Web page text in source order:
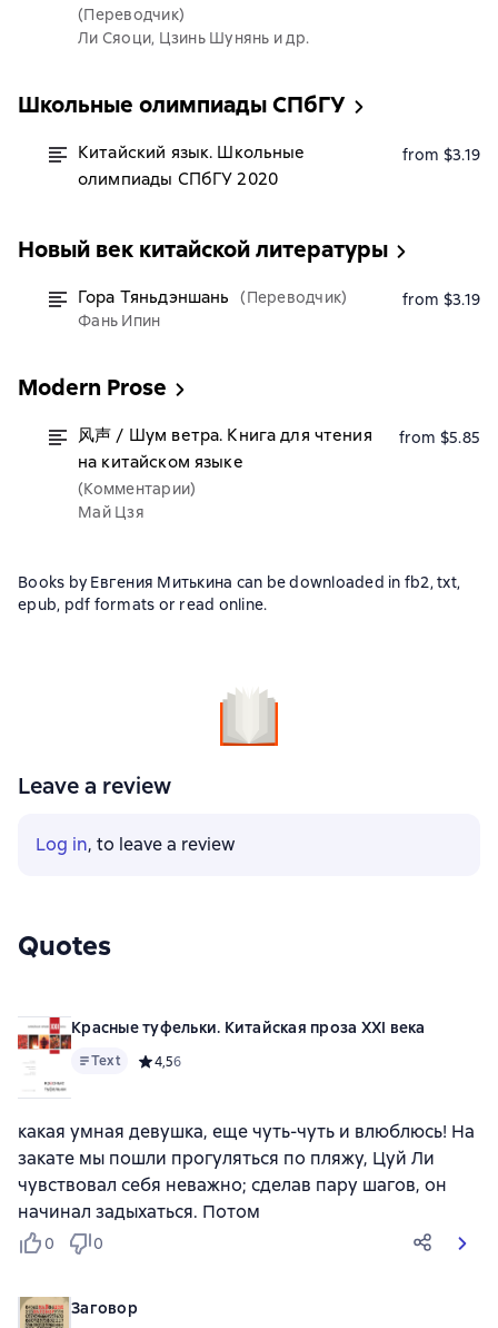
(Переводчик)
Ли Сяоци, Цзинь Шунянь и др.
Школьные олимпиады СПбГУ
Китайский язык. Школьные
олимпиады СПбГУ 2020
from $3.19
Новый век китайской литературы
Гора Тяньдэншань
(Переводчик)
Фань Ипин
from $3.19
Modern Prose
风声 / Шум ветра. Книга для чтения
на китайском языке
(Комментарии)
Май Цзя
from $5.85
Books by Евгения Митькина can be downloaded in fb2, txt,
epub, pdf formats or read online.
Leave a review
Log in, to leave a review
Quotes
Красные туфельки. Китайская проза XXI века
Text Средний рейтинг 4,5 на основе 6 оценок
4,56
какая умная девушка, еще чуть-чуть и влюблюсь! На
закате мы пошли прогуляться по пляжу, Цуй Ли
чувствовал себя неважно; сделав пару шагов, он
начинал задыхаться. Потом
0 0
Заговор